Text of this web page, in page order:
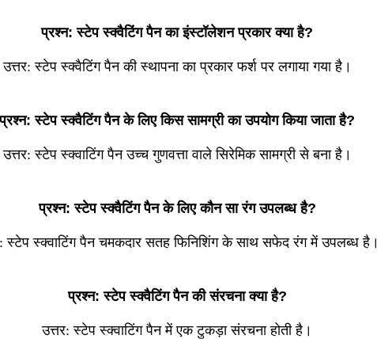
प्रश्न: स्टेप स्क्वैटिंग पैन का इंस्टॉलेशन प्रकार क्या है?
उत्तर: स्टेप स्क्वैटिंग पैन की स्थापना का प्रकार फर्श पर लगाया गया है।
प्रश्न: स्टेप स्क्वैटिंग पैन के लिए किस सामग्री का उपयोग किया जाता है?
उत्तर: स्टेप स्क्वाटिंग पैन उच्च गुणवत्ता वाले सिरेमिक सामग्री से बना है।
प्रश्न: स्टेप स्क्वैटिंग पैन के लिए कौन सा रंग उपलब्ध है?
स्टेप स्क्वाटिंग पैन चमकदार सतह फिनिशिंग के साथ सफेद रंग में उपलब्ध है।
प्रश्न: स्टेप स्क्वैटिंग पैन की संरचना क्या है?
उत्तर: स्टेप स्क्वाटिंग पैन में एक टुकड़ा संरचना होती है।